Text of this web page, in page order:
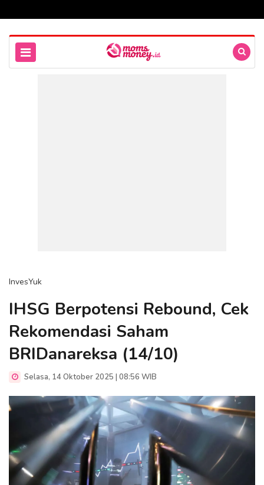
InvesYuk
IHSG Berpotensi Rebound, Cek
Rekomendasi Saham
BRIDanareksa (14/10)
Selasa, 14 Oktober 2025 | 08:56 WIB